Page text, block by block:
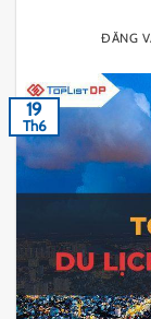
ĐĂNG
19
Th6